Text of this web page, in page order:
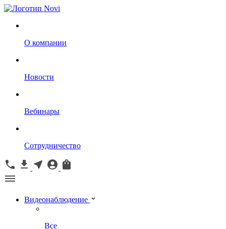
О компании
Новости
Вебинары
Сотрудничество
Видеонаблюдение
Все